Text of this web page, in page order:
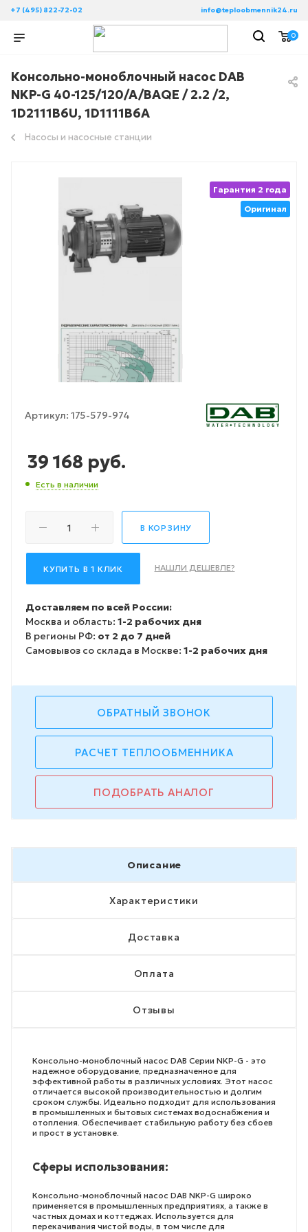
+7 (495) 822-72-02 info@teploobmennik24.ru
0
Консольно-моноблочный насос DAB
NKP-G 40-125/120/A/BAQE / 2.2 /2,
1D2111B6U, 1D1111B6A
Насосы и насосные станции
Гарантия 2 года
Оригинал
Артикул: 175-579-974
39 168 руб.
Есть в наличии
В КОРЗИНУ
КУПИТЬ В 1 КЛИК НАШЛИ ДЕШЕВЛЕ?
Доставляем по всей России:
Москва и область: 1-2 рабочих дня
В регионы РФ: от 2 до 7 дней
Самовывоз со склада в Москве: 1-2 рабочих дня
ОБРАТНЫЙ ЗВОНОК
РАСЧЕТ ТЕПЛООБМЕННИКА
ПОДОБРАТЬ АНАЛОГ
Описание
Характеристики
Доставка
Оплата
Отзывы
Консольно-моноблочный насос DAB Серии NKP-G - это
надежное оборудование, предназначенное для
эффективной работы в различных условиях. Этот насос
отличается высокой производительностью и долгим
сроком службы. Идеально подходит для использования
в промышленных и бытовых системах водоснабжения и
отопления. Обеспечивает стабильную работу без сбоев
и прост в установке.
Сферы использования:
Консольно-моноблочный насос DAB NKP-G широко
применяется в промышленных предприятиях, а также в
частных домах и коттеджах. Используется для
перекачивания чистой воды, в том числе для